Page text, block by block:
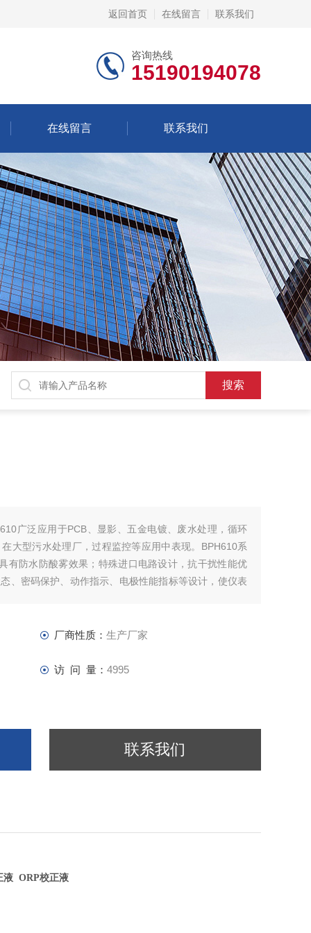
返回首页 在线留言 联系我们
咨询热线
15190194078
在线留言 联系我们
广泛应用于PCB、显影、五金电镀、废水处理，循环
大型污水处理厂，过程监控等应用中表现。BPH610系
有防水防酸雾效果；特殊进口电路设计，抗干扰性能优
、密码保护、动作指示、电极性能指标等设计，使仪表
厂商性质： 生产厂家
访 问 量： 4995
联系我们
液 ORP校正液